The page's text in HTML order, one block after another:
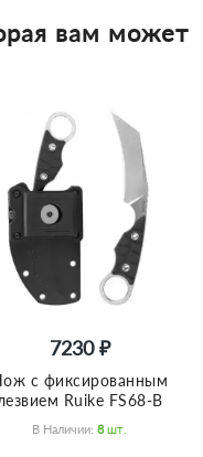
вам может
7230 ₽
с фиксированным
Ruike FS68-B
В Наличии: 8 Шт.